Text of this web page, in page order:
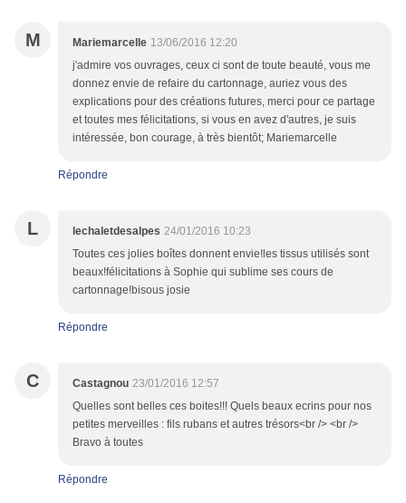
M Mariemarcelle 13/06/2016 12:20
j'admire vos ouvrages, ceux ci sont de toute beauté, vous me
donnez envie de refaire du cartonnage, auriez vous des
explications pour des créations futures, merci pour ce partage
et toutes mes félicitations, si vous en avez d'autres, je suis
intéressée, bon courage, à très bientôt; Mariemarcelle
Répondre
L lechaletdesalpes 24/01/2016 10:23
Toutes ces jolies boîtes donnent envie!les tissus utilisés sont
beaux!félicitations à Sophie qui sublime ses cours de
cartonnage!bisous josie
Répondre
C Castagnou 23/01/2016 12:57
Quelles sont belles ces boites!!! Quels beaux ecrins pour nos
petites merveilles : fils rubans et autres trésors<br /> <br />
Bravo à toutes
Répondre